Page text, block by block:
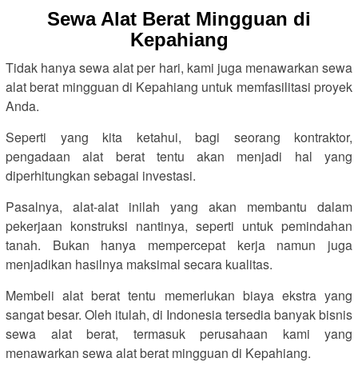
Sewa Alat Berat Mingguan di
Kepahiang
Tidak hanya sewa alat per hari, kami juga menawarkan sewa
alat berat mingguan di Kepahiang untuk memfasilitasi proyek
Anda.
Seperti yang kita ketahui, bagi seorang kontraktor,
pengadaan alat berat tentu akan menjadi hal yang
diperhitungkan sebagai investasi.
Pasalnya, alat-alat inilah yang akan membantu dalam
pekerjaan konstruksi nantinya, seperti untuk pemindahan
tanah. Bukan hanya mempercepat kerja namun juga
menjadikan hasilnya maksimal secara kualitas.
Membeli alat berat tentu memerlukan biaya ekstra yang
sangat besar. Oleh itulah, di Indonesia tersedia banyak bisnis
sewa alat berat, termasuk perusahaan kami yang
menawarkan sewa alat berat mingguan di Kepahiang.